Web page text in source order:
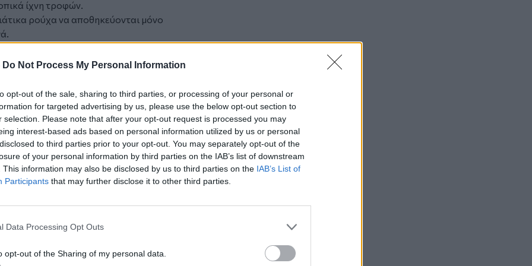
Do Not Process My Personal Information
opt-out of the sale, sharing to third parties, or processing of your personal or
for targeted advertising by us, please use the below opt-out section to
selection. Please note that after your opt-out request is processed you may
interest-based ads based on personal information utilized by us or personal
to third parties prior to your opt-out. You may separately opt-out of the
of your personal information by third parties on the IAB’s list of downstream
This information may also be disclosed by us to third parties on the IAB’s List of
Participants that may further disclose it to other third parties.
Data Processing Opt Outs
opt-out of the Sharing of my personal data.
ίχνη τροφών.
ρούχα να αποθηκεύονται μόνο
μπαίνουν στην άκρη χωρίς να έχουν
μέσα σε κλειστό χώρο για μήνες,
καλά πριν αποθηκευτούν.
καλή ιδέα
ή αεροστεγείς θήκες για
υφάσματα — ιδιαίτερα τα μάλλινα —
σωστά.
αποθήκευσης θεωρούνται συνήθως
12:25
Λακωνία: Θανατηφόρο τροχαίο στον